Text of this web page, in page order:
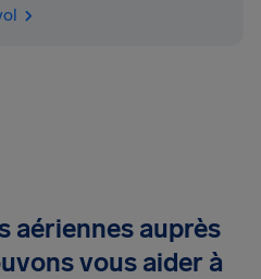
aériennes auprès
vous aider à